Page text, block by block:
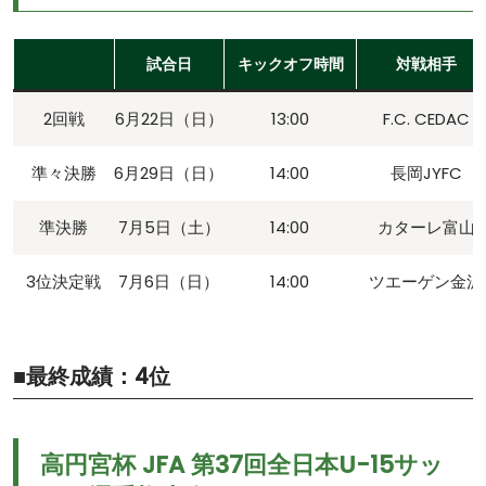
試合日 キックオフ時間 対戦相手
2回戦 6月22日（日） 13:00 F.C. CEDAC
準々決勝 6月29日（日） 14:00 長岡JYFC
準決勝 7月5日（土） 14:00 カターレ富山
3位決定戦 7月6日（日） 14:00 ツエーゲン金沢
■最終成績：4位
高円宮杯 JFA 第37回全日本U-15サッ